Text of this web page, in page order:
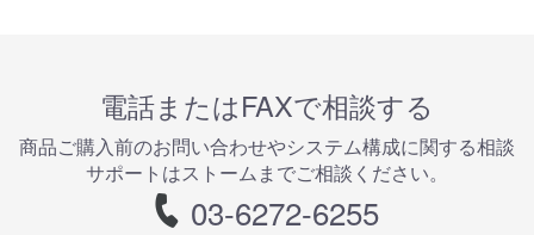
電話またはFAXで相談する
商品ご購⼊前のお問い合わせやシステム構成に関する相談
サポートはストームまでご相談ください。
03-6272-6255